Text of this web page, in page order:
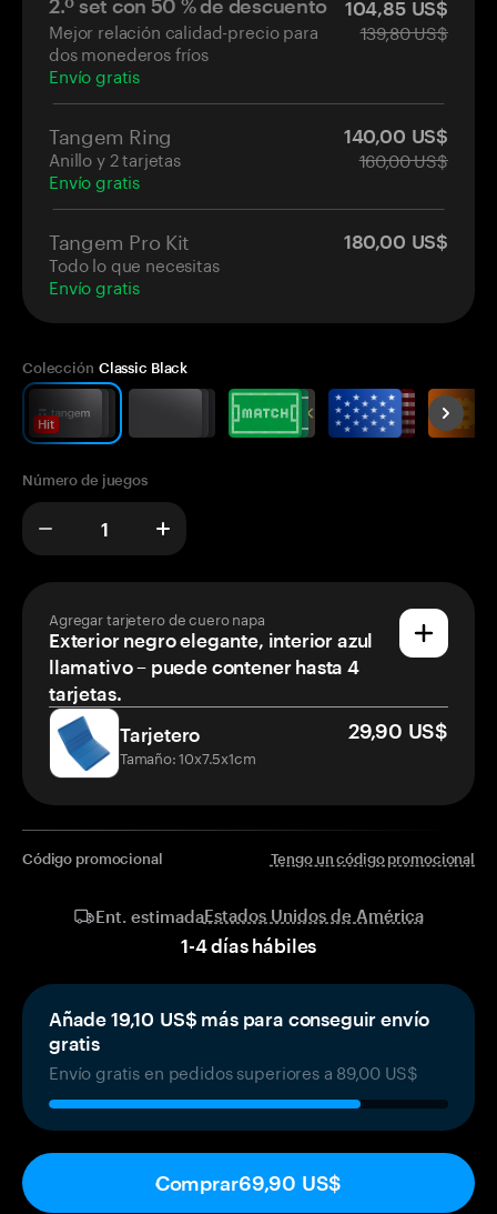
2.º set con 50 % de descuento
Mejor relación calidad-precio para
dos monederos fríos
Envío gratis
104,85 US$
139,80 US$
Tangem Ring
Anillo y 2 tarjetas
Envío gratis
140,00 US$
160,00 US$
Tangem Pro Kit
Todo lo que necesitas
Envío gratis
180,00 US$
Colección Classic Black
Hit
Número de juegos
Agregar tarjetero de cuero napa
Exterior negro elegante, interior azul
llamativo – puede contener hasta 4
tarjetas.
Tarjetero
Tamaño: 10x7.5x1cm
29,90 US$
Código promocional Tengo un código promocional
Ent. estimadaEstados Unidos de América
1-4días hábiles
Añade 19,10 US$ más para conseguir envío
gratis
Envío gratis en pedidos superiores a 89,00 US$
Comprar69,90 US$